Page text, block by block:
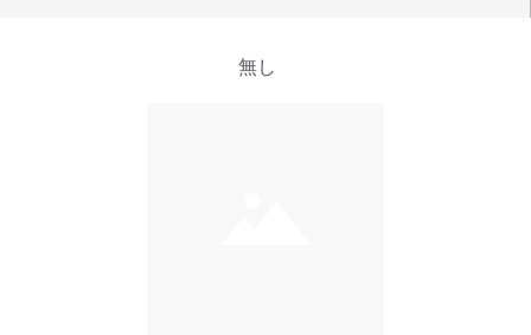
無し